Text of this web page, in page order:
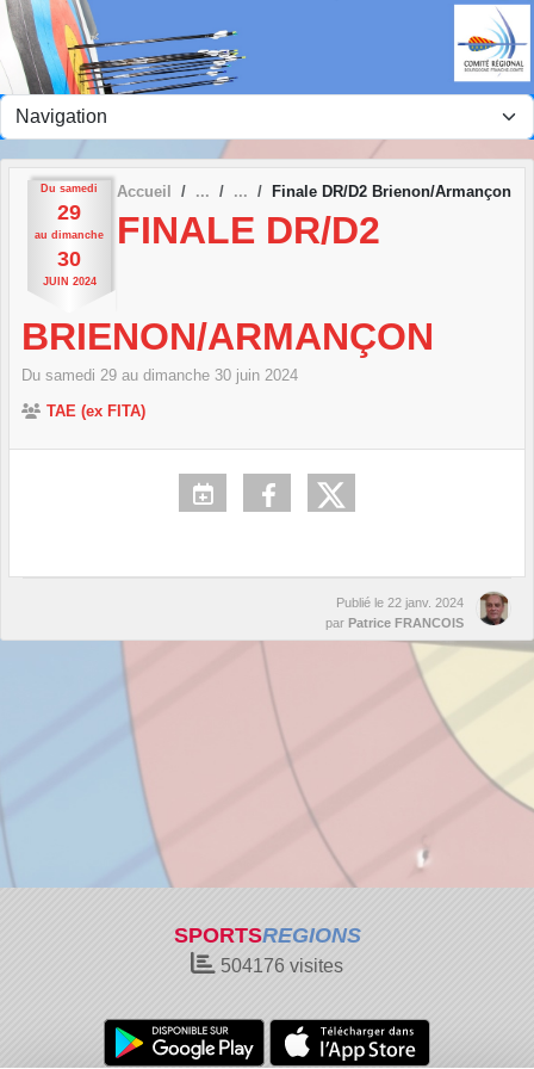
Du samedi
29
au dimanche
30
JUIN 2024
Accueil Finale DR/D2 Brienon/Armançon
FINALE DR/D2
BRIENON/ARMANÇON
Du samedi 29 au dimanche 30 juin 2024
TAE (ex FITA)
Publié le 22 janv. 2024
par Patrice FRANCOIS
SPORTSREGIONS
504176 visites
Panneau de gestion des cookies